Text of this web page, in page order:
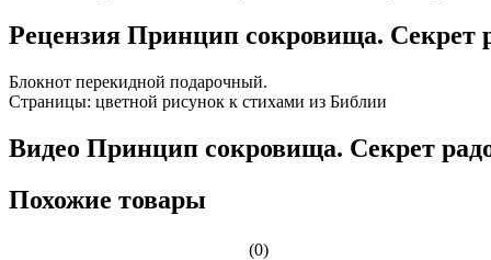
Рецензия Принцип сокровища. Секрет
Блокнот перекидной подарочный.
Страницы: цветной рисунок к стихами из Библии
Видео Принцип сокровища. Секрет
Похожие товары
(0)